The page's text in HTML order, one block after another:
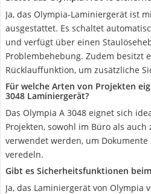
Ja, das Olympia-Laminiergerät ist
ausgestattet. Es schaltet
und verfügt über einen
Problembehebung. Zudem besitzt
Rücklauffunktion, um zusätzliche
Für welche Arten von Projekten
3048 Laminiergerät?
Das Olympia A 3048 eignet sich
Projekten, sowohl im Büro als auch
verwendet werden, um Dokumente
veredeln.
Gibt es Sicherheitsfunktionen
Ja, das Laminiergerät von Olympia